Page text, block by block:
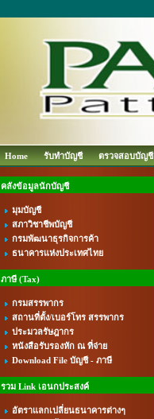
Home รับทำบัญชี ตรวจสอบบัญชี
คลังข้อมูลนักบัญชี
มุมบัญชี
สภาวิชาชีพบัญชี
กรมพัฒนาธุรกิจการค้า
ธนาคารแห่งประเทศไทย
ภาษี (Tax)
กรมสรรพากร
สถานที่ตั้ง/เบอร์โทร สรรพากร
ประมวลรัษฎากร
หนังสือรับรองหัก ณ ที่จ่าย
Download File บัญชี - ภาษี
รวม Link เอนกประสงค์
อัตราแลกเปลี่ยนธนาคารต่างๆ